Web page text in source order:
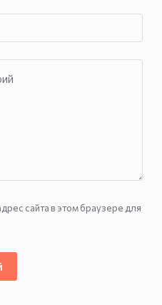
сайта в этом браузере для